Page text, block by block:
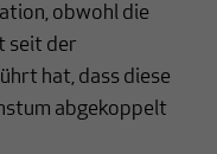
obwohl die
seit der
hat, dass diese
abgekoppelt